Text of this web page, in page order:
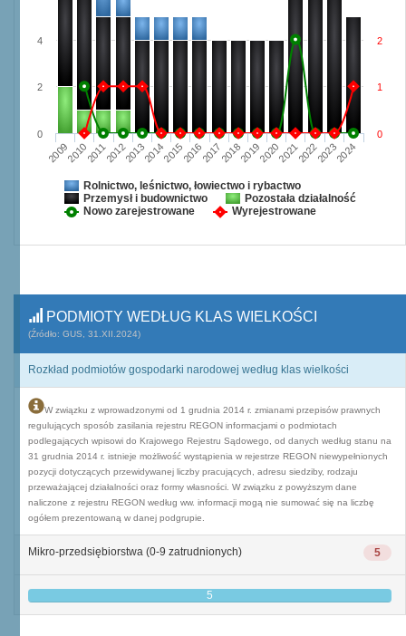
2009201020112012201320142015201620172018201920202021202220232024
0
2
4
0
1
2
Rolnictwo, leśnictwo, łowiectwo i rybactwo
Przemysł i budownictwo
Pozostała działalność
Nowo zarejestrowane
Wyrejestrowane
PODMIOTY WEDŁUG KLAS WIELKOŚCI
(Źródło: GUS, 31.XII.2024)
Rozkład podmiotów gospodarki narodowej według klas wielkości
W związku z wprowadzonymi od 1 grudnia 2014 r. zmianami przepisów prawnych
regulujących sposób zasilania rejestru REGON informacjami o podmiotach
podlegających wpisowi do Krajowego Rejestru Sądowego, od danych według stanu na
31 grudnia 2014 r. istnieje możliwość wystąpienia w rejestrze REGON niewypełnionych
pozycji dotyczących przewidywanej liczby pracujących, adresu siedziby, rodzaju
przeważającej działalności oraz formy własności. W związku z powyższym dane
naliczone z rejestru REGON według ww. informacji mogą nie sumować się na liczbę
ogółem prezentowaną w danej podgrupie.
5
Mikro-przedsiębiorstwa (0-9 zatrudnionych)
5